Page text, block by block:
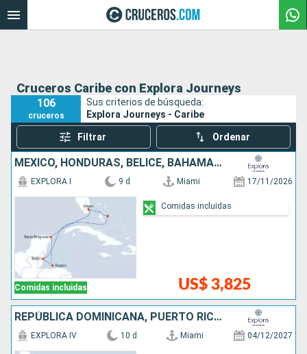
Cruceros Caribe con Explora Journeys
106
cruceros
Sus criterios de búsqueda:
Explora Journeys - Caribe
Filtrar Ordenar
MÉXICO, HONDURAS, BELICE, BAHAMAS, ESTADOS UNIDOS
Comidas incluidas
EXPLORA I 9 d Miami 17/11/2026
US$ 3,825
Comidas incluidas
REPÚBLICA DOMINICANA, PUERTO RICO, ANTIGUA Y BARBUDA, FRANCIA, ESTADOS UNIDOS
EXPLORA IV 10 d Miami 04/12/2027